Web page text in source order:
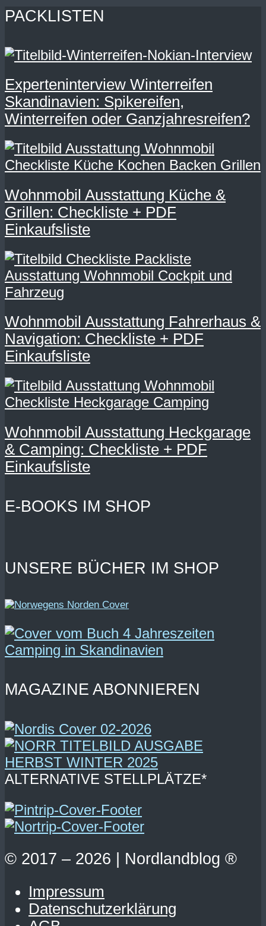
PACKLISTEN
Experteninterview Winterreifen
Skandinavien: Spikereifen,
Winterreifen oder Ganzjahresreifen?
Wohnmobil Ausstattung Küche &
Grillen: Checkliste + PDF
Einkaufsliste
Wohnmobil Ausstattung Fahrerhaus &
Navigation: Checkliste + PDF
Einkaufsliste
Wohnmobil Ausstattung Heckgarage
& Camping: Checkliste + PDF
Einkaufsliste
E-BOOKS IM SHOP
UNSERE BÜCHER IM SHOP
MAGAZINE ABONNIEREN
ALTERNATIVE STELLPLÄTZE*
© 2017 – 2026 | Nordlandblog ®
Impressum
Datenschutzerklärung